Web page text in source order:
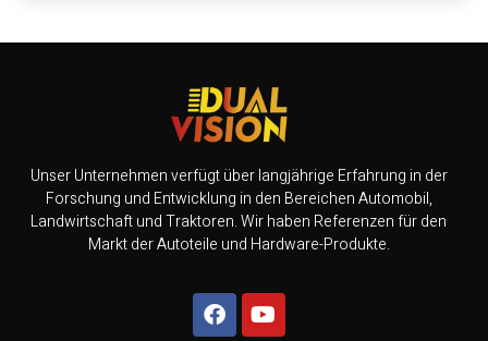
Unser Unternehmen verfügt über langjährige Erfahrung in der
Forschung und Entwicklung in den Bereichen Automobil,
Landwirtschaft und Traktoren. Wir haben Referenzen für den
Markt der Autoteile und Hardware-Produkte.